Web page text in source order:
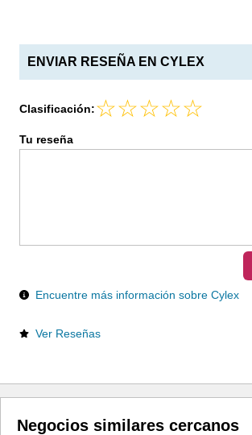
ENVIAR RESEÑA EN CYLEX
Clasificación:
Tu reseña
Encuentre más información sobre Cylex
Ver Reseñas
Negocios similares cercanos